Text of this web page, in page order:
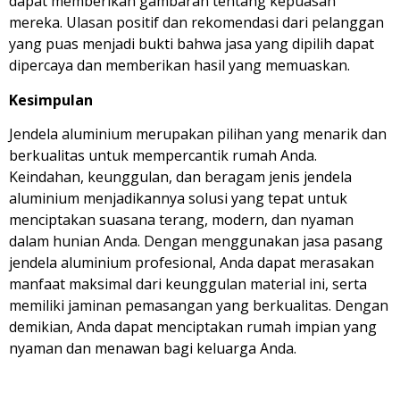
mereka. Ulasan positif dan rekomendasi dari pelanggan
yang puas menjadi bukti bahwa jasa yang dipilih dapat
dipercaya dan memberikan hasil yang memuaskan.
Kesimpulan
Jendela aluminium merupakan pilihan yang menarik dan
berkualitas untuk mempercantik rumah Anda.
Keindahan, keunggulan, dan beragam jenis jendela
aluminium menjadikannya solusi yang tepat untuk
menciptakan suasana terang, modern, dan nyaman
dalam hunian Anda. Dengan menggunakan jasa pasang
jendela aluminium profesional, Anda dapat merasakan
manfaat maksimal dari keunggulan material ini, serta
memiliki jaminan pemasangan yang berkualitas. Dengan
demikian, Anda dapat menciptakan rumah impian yang
nyaman dan menawan bagi keluarga Anda.